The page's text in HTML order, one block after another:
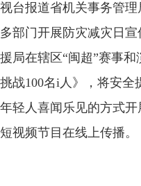
台报道省机关事务管
部门开展防灾减灾日宣
局在辖区“闽超”赛事和
战100名i人》，将安全
轻人喜闻乐见的方式开
视频节目在线上传播。